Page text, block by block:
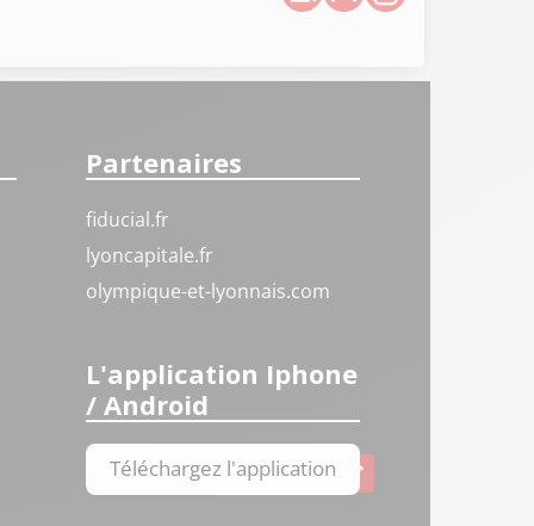
Partenaires
fiducial.fr
lyoncapitale.fr
olympique-et-lyonnais.com
L'application Iphone
/ Android
Téléchargez l'application